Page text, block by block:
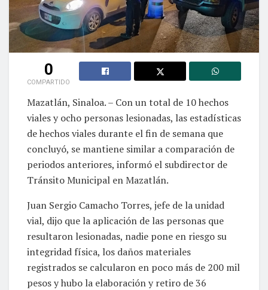
0
COMPARTIDO
Mazatlán, Sinaloa. – Con un total de 10 hechos
viales y ocho personas lesionadas, las estadísticas
de hechos viales durante el fin de semana que
concluyó, se mantiene similar a comparación de
periodos anteriores, informó el subdirector de
Tránsito Municipal en Mazatlán.
Juan Sergio Camacho Torres, jefe de la unidad
vial, dijo que la aplicación de las personas que
resultaron lesionadas, nadie pone en riesgo su
integridad física, los daños materiales
registrados se calcularon en poco más de 200 mil
pesos y hubo la elaboración y retiro de 36